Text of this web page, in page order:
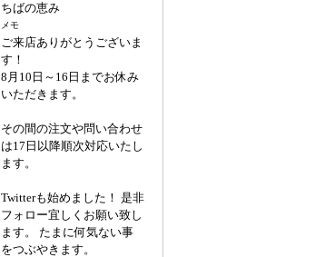
ちばの恵み
メモ
ご来店ありがとうございま
す！
8月10日～16日までお休み
いただきます。
その間の注文や問い合わせ
は17日以降順次対応いたし
ます。
Twitterも始めました！ 是非
フォロー宜しくお願い致し
ます。 たまに何気ない事
をつぶやきます。